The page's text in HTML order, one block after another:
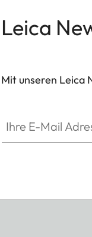
Leica
Mit unseren Leica